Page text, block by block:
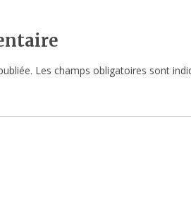
Les champs obligatoires sont